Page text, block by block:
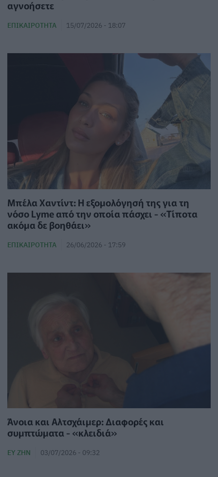
αγνοήσετε
ΕΠΙΚΑΙΡΌΤΗΤΑ 15/07/2026 - 18:07
Μπέλα Χαντίντ: Η εξομολόγησή της για τη
νόσο Lyme από την οποία πάσχει - «Τίποτα
ακόμα δε βοηθάει»
ΕΠΙΚΑΙΡΌΤΗΤΑ 26/06/2026 - 17:59
Άνοια και Αλτσχάιμερ: Διαφορές και
συμπτώματα - «κλειδιά»
ΕΥ ΖΗΝ 03/07/2026 - 09:32